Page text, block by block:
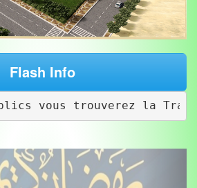
Flash Info
vous trouverez la